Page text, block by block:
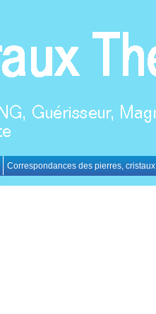
Correspondances des pierres,